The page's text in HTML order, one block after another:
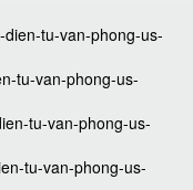
tu-van-phong-us-
tu-van-phong-us-
tu-van-phong-us-
tu-van-phong-us-